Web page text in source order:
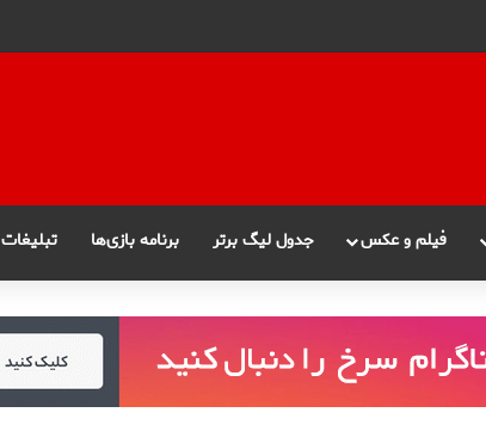
فیلم و عکس جدول لیگ برتر برنامه بازی‌ها تبلیغات